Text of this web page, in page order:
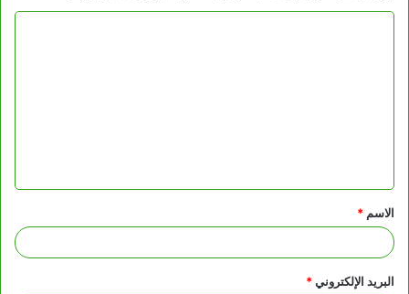
ق
*
الاسم *
البريد الإلكتروني*